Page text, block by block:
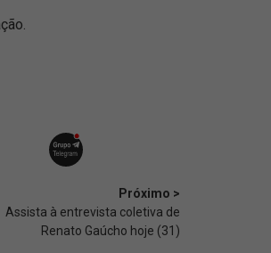
Próximo >
Assista à entrevista coletiva de
Renato Gaúcho hoje (31)